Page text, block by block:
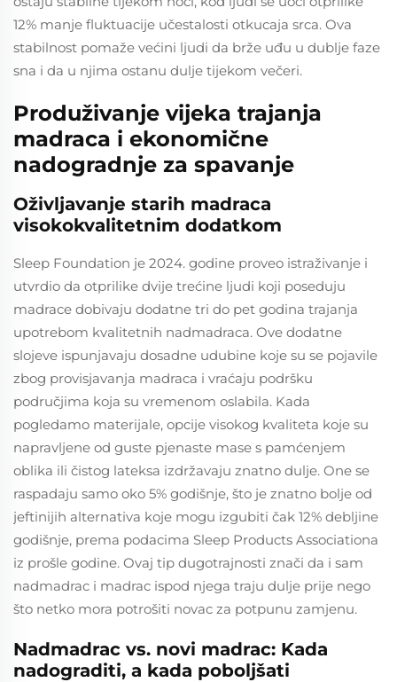
12% manje fluktuacije učestalosti otkucaja srca. Ova
stabilnost pomaže većini ljudi da brže uđu u dublje faze
sna i da u njima ostanu dulje tijekom večeri.
Produživanje vijeka trajanja
madraca i ekonomične
nadogradnje za spavanje
Oživljavanje starih madraca
visokokvalitetnim dodatkom
Sleep Foundation je 2024. godine proveo istraživanje i
utvrdio da otprilike dvije trećine ljudi koji poseduju
madrace dobivaju dodatne tri do pet godina trajanja
upotrebom kvalitetnih nadmadraca. Ove dodatne
slojeve ispunjavaju dosadne udubine koje su se pojavile
zbog provisjavanja madraca i vraćaju podršku
područjima koja su vremenom oslabila. Kada
pogledamo materijale, opcije visokog kvaliteta koje su
napravljene od guste pjenaste mase s pamćenjem
oblika ili čistog lateksa izdržavaju znatno dulje. One se
raspadaju samo oko 5% godišnje, što je znatno bolje od
jeftinijih alternativa koje mogu izgubiti čak 12% debljine
godišnje, prema podacima Sleep Products Associationa
iz prošle godine. Ovaj tip dugotrajnosti znači da i sam
nadmadrac i madrac ispod njega traju dulje prije nego
što netko mora potrošiti novac za potpunu zamjenu.
Nadmadrac vs. novi madrac: Kada
nadograditi, a kada poboljšati